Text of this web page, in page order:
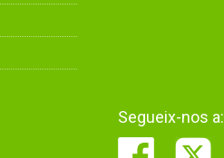
Segueix-nos a: